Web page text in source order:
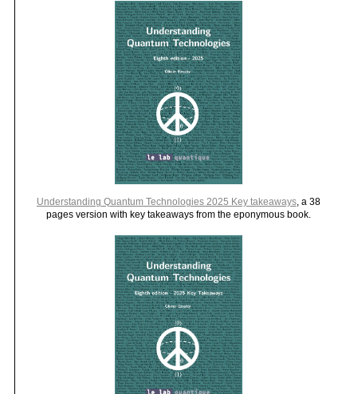
Understanding Quantum Technologies 2025 Key takeaways, a 38
pages version with key takeaways from the eponymous book.